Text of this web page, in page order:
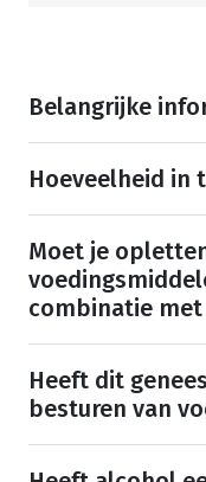
Belangrijke
Hoeveelheid in
Moet je
combinatie
Heeft dit
besturen van